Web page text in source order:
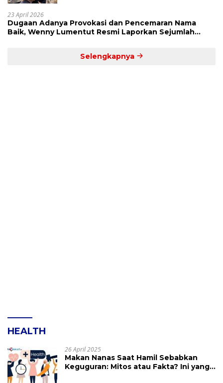
23 April 2026
Dugaan Adanya Provokasi dan Pencemaran Nama
Baik, Wenny Lumentut Resmi Laporkan Sejumlah
Selengkapnya
HEALTH
26 April 2025
Makan Nanas Saat Hamil Sebabkan
Keguguran: Mitos atau Fakta? Ini yang